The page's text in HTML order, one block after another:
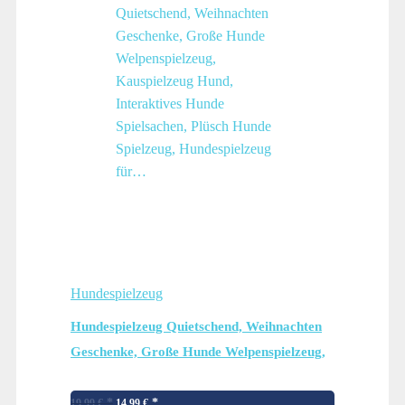
Hundespielzeug
Hundespielzeug Quietschend, Weihnachten
Geschenke, Große Hunde Welpenspielzeug,
UrsprünglicherAktueller